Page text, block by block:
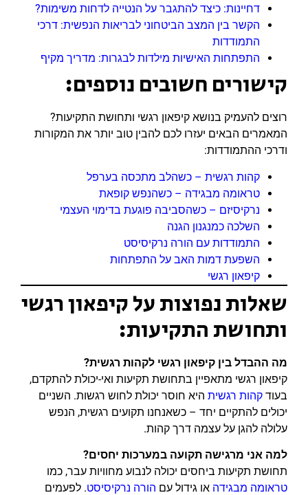
דחיינות: כיצד להתגבר על הנטייה לדחות משימות?
הקשר בין המצב הביטחוני לבריאות הנפשית: דרכי
התמודדות
התפתחות האישיות מילדות לבגרות: מדריך מקיף
קישורים חשובים נוספים:
רוצים להעמיק בנושא קיפאון רגשי ותחושת התקיעות?
המאמרים הבאים יעזרו לכם להבין טוב יותר את המקורות
ודרכי ההתמודדות:
קהות רגשית – כשהלב מתכסה בערפל
טראומה מבגידה – כשהנפש קופאת
נרקיסיזם – כשהסביבה פוגעת בדימוי העצמי
השלכה כמנגנון הגנה
התמודדות עם הורה נרקיסיסט
השפעת דמות האב על התפתחות
קיפאון רגשי
שאלות נפוצות על קיפאון רגשי
ותחושת התקיעות:
מה ההבדל בין קיפאון רגשי לקהות רגשית?
קיפאון רגשי מתאפיין בתחושת תקיעות ואי-יכולת להתקדם,
בעוד קהות רגשית היא חוסר יכולת לחוש רגשות. השניים
יכולים להתקיים יחד – כשאנחנו תקועים רגשית, הנפש
עלולה להגן על עצמה דרך קהות.
למה אני מרגישה תקועה במערכות יחסים?
תחושת תקיעות ביחסים יכולה לנבוע מחוויות עבר, כמו
טראומה מבגידה או גידול עם הורה נרקיסיסט. לפעמים